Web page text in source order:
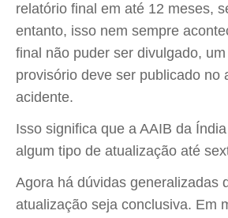
relatório final em até 12 meses,
entanto, isso nem sempre
final não puder ser divulgado,
provisório deve ser publicado no
acidente.
Isso significa que a AAIB da
algum tipo de atualização até
Agora há dúvidas generalizadas
atualização seja conclusiva. Em